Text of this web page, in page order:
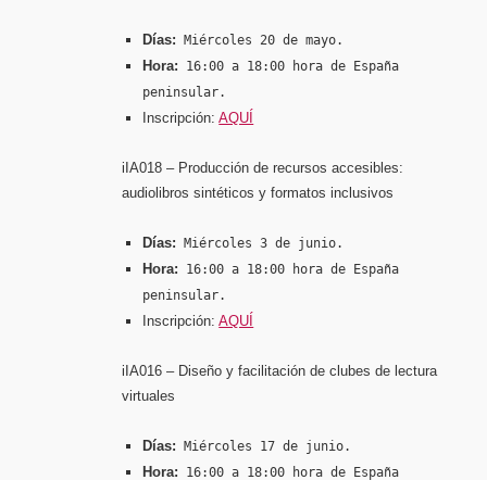
Días: Miércoles 20 de mayo.
Hora: 16:00 a 18:00 hora de España
peninsular.
Inscripción:AQUÍ
iIA018 – Producción de recursos accesibles:
audiolibros sintéticos y formatos inclusivos
Días: Miércoles 3 de junio.
Hora: 16:00 a 18:00 hora de España
peninsular.
Inscripción:AQUÍ
iIA016 – Diseño y facilitación de clubes de lectura
virtuales
Días: Miércoles 17 de junio.
Hora: 16:00 a 18:00 hora de España